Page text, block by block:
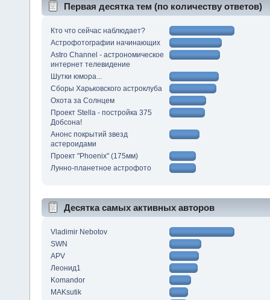
Первая десятка тем (по количеству ответов)
Кто что сейчас наблюдает?
Астрофотографии начинающих
Astro Channel - астрономическое
интернет телевидение
Шутки юмора...
Сборы Харьковского астроклуба
Охота за Солнцем
Проект Stella - постройка 375
Добсона!
Анонс покрытий звезд
астероидами
Проект "Phoenix" (175мм)
Лунно-планетное астрофото
Десятка самых активных авторов
Vladimir Nebotov
SWN
APV
Леонид1
Komandor
MAKsutik